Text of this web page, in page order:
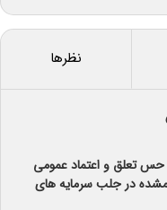
نظرها
تعلق و اعتماد عمومی
در جلب سرمایه های